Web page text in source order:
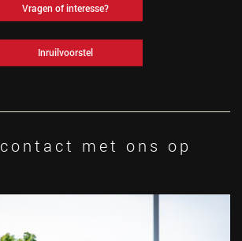
Vragen of interesse?
Inruilvoorstel
met ons op